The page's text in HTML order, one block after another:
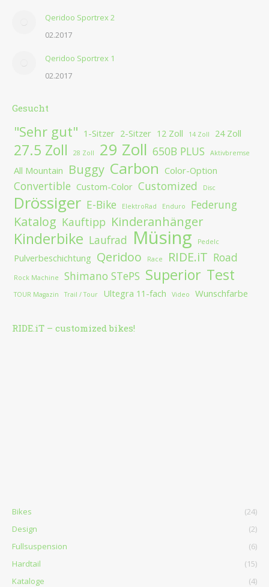
Qeridoo Sportrex 2
02.2017
Qeridoo Sportrex 1
02.2017
Gesucht
"Sehr gut" 1-Sitzer 2-Sitzer 12 Zoll 14 Zoll 24 Zoll
27.5 Zoll 28 Zoll 29 Zoll 650B PLUS Aktivbremse
All Mountain Buggy Carbon Color-Option
Convertible Custom-Color Customized Disc
Drössiger E-Bike ElektroRad Enduro Federung
Katalog Kauftipp Kinderanhänger
Kinderbike Laufrad Müsing Pedelc
Pulverbeschichtung Qeridoo Race RIDE.iT Road
Rock Machine Shimano STePS Superior Test
TOUR Magazin Trail / Tour Ultegra 11-fach Video Wunschfarbe
RIDE.iT – customized bikes!
Bikes
(24)
Design
(2)
Fullsuspension
(6)
Hardtail
(15)
Kataloge
(4)